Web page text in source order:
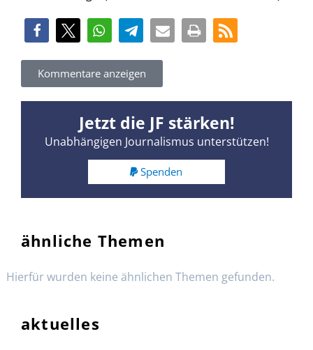
Kommentare anzeigen
Jetzt die JF stärken!
Unabhängigen Journalismus unterstützen!
Spenden
ähnliche Themen
Hierfür wurden keine ähnlichen Themen gefunden.
aktuelles